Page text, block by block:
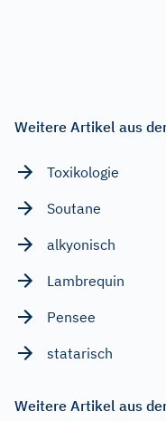
Weitere Artikel aus
Toxikologie
Soutane
alkyonisch
Lambrequin
Pensee
statarisch
Weitere Artikel aus